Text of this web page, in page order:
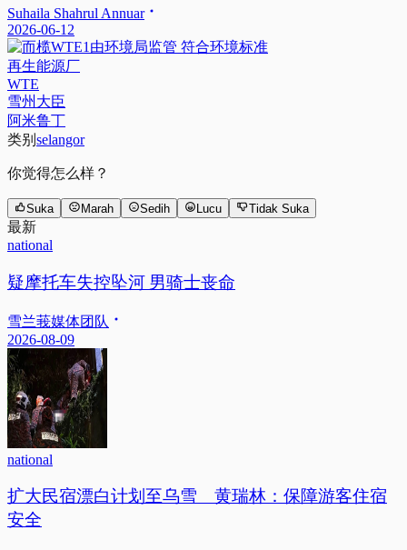
Suhaila Shahrul Annuar
2026-06-12
再生能源厂
WTE
雪州大臣
阿米鲁丁
类别 selangor
你觉得怎么样？
Suka Marah Sedih Lucu Tidak Suka
最新
national
疑摩托车失控坠河 男骑士丧命
雪兰莪媒体团队
2026-08-09
national
扩大民宿漂白计划至乌雪 黄瑞林：保障游客住宿
安全